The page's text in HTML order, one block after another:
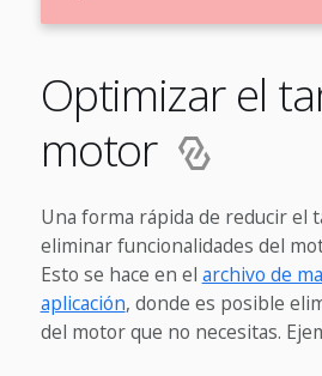
Optimizar el
motor
Una forma rápida de reducir el
eliminar funcionalidades del
Esto se hace en el archivo de
aplicación, donde es posible
del motor que no necesitas.